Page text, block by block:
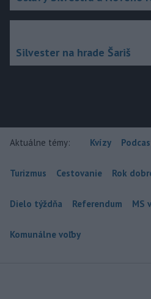
Silvester na hrade Šariš
Aktuálne témy: Kvízy
Turizmus Cestovanie Rok
Dielo týždňa Referendum MS
Komunálne voľby